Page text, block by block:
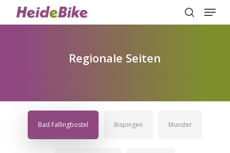
search
Menu
Regionale Seiten
Bad Fallingbostel Bispingen Munster